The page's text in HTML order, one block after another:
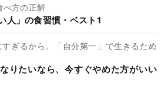
べ方の正解
人」の食習慣・ベスト1
ぎるから。「自分第一」で生きるため
りたいなら、今すぐやめた方がいい